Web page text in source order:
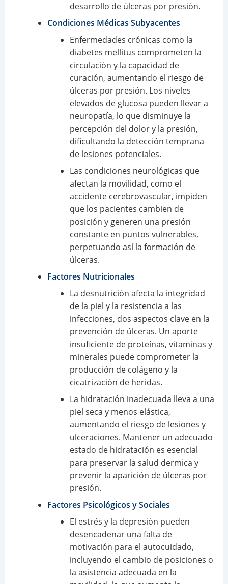
desarrollo de úlceras por presión.
Condiciones Médicas Subyacentes
Enfermedades crónicas como la
diabetes mellitus comprometen la
circulación y la capacidad de
curación, aumentando el riesgo de
úlceras por presión. Los niveles
elevados de glucosa pueden llevar a
neuropatía, lo que disminuye la
percepción del dolor y la presión,
dificultando la detección temprana
de lesiones potenciales.
Las condiciones neurológicas que
afectan la movilidad, como el
accidente cerebrovascular, impiden
que los pacientes cambien de
posición y generen una presión
constante en puntos vulnerables,
perpetuando así la formación de
úlceras.
Factores Nutricionales
La desnutrición afecta la integridad
de la piel y la resistencia a las
infecciones, dos aspectos clave en la
prevención de úlceras. Un aporte
insuficiente de proteínas, vitaminas y
minerales puede comprometer la
producción de colágeno y la
cicatrización de heridas.
La hidratación inadecuada lleva a una
piel seca y menos elástica,
aumentando el riesgo de lesiones y
ulceraciones. Mantener un adecuado
estado de hidratación es esencial
para preservar la salud dermica y
prevenir la aparición de úlceras por
presión.
Factores Psicológicos y Sociales
El estrés y la depresión pueden
desencadenar una falta de
motivación para el autocuidado,
incluyendo el cambio de posiciones o
la asistencia adecuada en la